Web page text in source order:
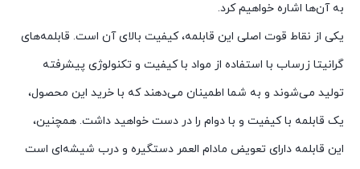
به آن‌ها اشاره خواهیم کرد.
یکی از نقاط قوت اصلی این قابلمه، کیفیت بالای آن است. قابلمه‌های
گرانیتا زرساب با استفاده از مواد با کیفیت و تکنولوژی پیشرفته
تولید می‌شوند و به شما اطمینان می‌دهند که با خرید این محصول،
یک قابلمه با کیفیت و با دوام را در دست خواهید داشت. همچنین،
این قابلمه دارای تعویض مادام العمر دستگیره و درب شیشه‌ای است